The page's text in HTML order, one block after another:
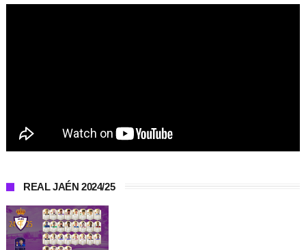
REAL JAÉN 2024/25